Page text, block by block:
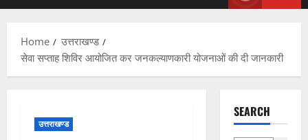
Home
उत्तराखण्ड
सेवा सप्ताह शिविर आयोजित कर जनकल्याणकारी योजनाओं की दी जानकारी
उत्तराखण्ड
SEARCH